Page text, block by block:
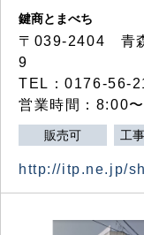
鍵商とまべち
〒039-2404 青
9
TEL：0176-56-
営業時間：8:00
販売可 工
http://itp.ne.jp/